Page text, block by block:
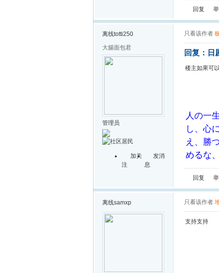
回复
离线totti250
大腸面包君
管理员
加关
注
发消
息
只看该作者
回复：日
楼主如果可
人の一
し、心
え、勝
めるな
回复
离线samxp 只看该作者
支持支持